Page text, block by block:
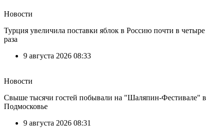
Новости
Турция увеличила поставки яблок в Россию почти в четыре
раза
9 августа 2026 08:33
Новости
Свыше тысячи гостей побывали на "Шаляпин-Фестивале" в
Подмосковье
9 августа 2026 08:31